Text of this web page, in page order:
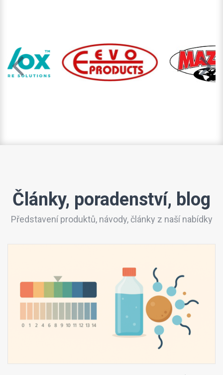
Články, poradenství, blog
Představení produktů, návody, články z naší nabídky